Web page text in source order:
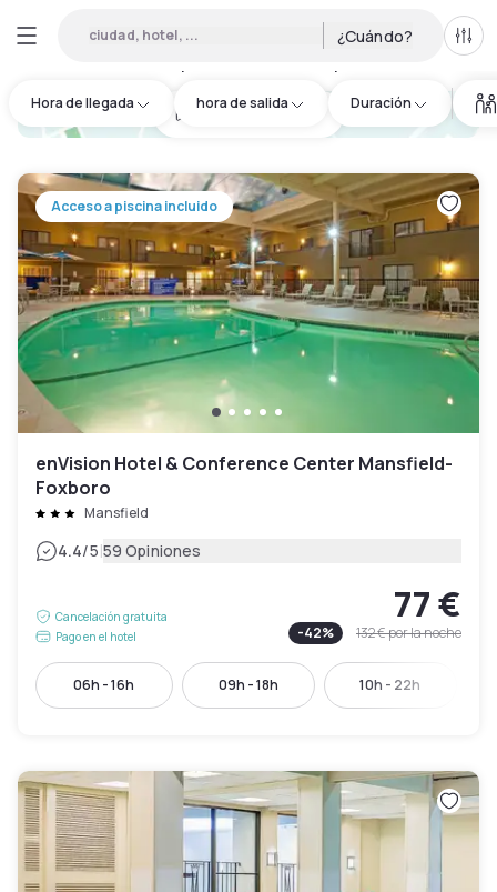
ciudad, hotel, ... ¿Cuándo?
Hora de llegada hora de salida Duración
hotel.cta.view_map
Acceso a piscina incluido
enVision Hotel & Conference Center Mansfield-
Foxboro
Mansfield
4.4/5|59 Opiniones
Cancelación gratuita
Pago en el hotel
77 €
-42% 132 €por la noche
06h - 16h 09h - 18h 10h - 22h